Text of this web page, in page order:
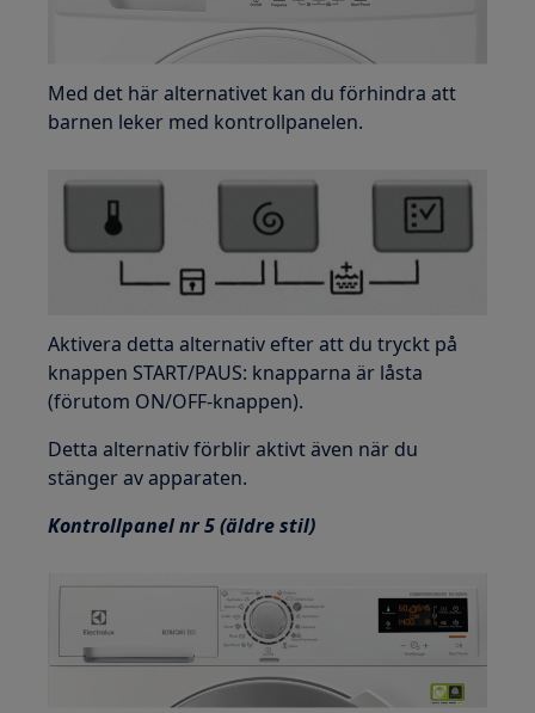
Med det här alternativet kan du förhindra att
barnen leker med kontrollpanelen.
Aktivera detta alternativ efter att du tryckt på
knappen START/PAUS: knapparna är låsta
(förutom ON/OFF-knappen).
Detta alternativ förblir aktivt även när du
stänger av apparaten.
Kontrollpanel nr 5 (äldre stil)